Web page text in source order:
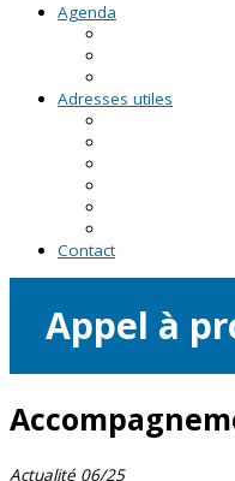
Agenda
Adresses utiles
Contact
Appel à
Actualité 06/25